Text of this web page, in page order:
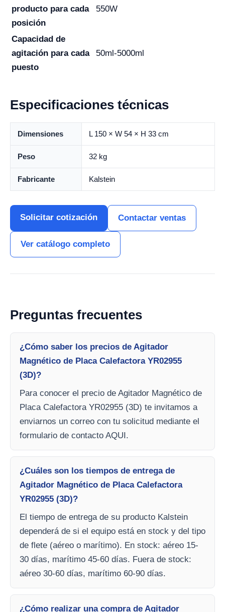
producto para cada
posición
550W
Capacidad de
agitación para cada
puesto
50ml-5000ml
Especificaciones técnicas
Dimensiones L 150 × W 54 × H 33 cm
Peso 32 kg
Fabricante Kalstein
Solicitar cotización Contactar ventas
Ver catálogo completo
Preguntas frecuentes
¿Cómo saber los precios de Agitador
Magnético de Placa Calefactora YR02955
(3D)?
Para conocer el precio de Agitador Magnético de
Placa Calefactora YR02955 (3D) te invitamos a
enviarnos un correo con tu solicitud mediante el
formulario de contacto AQUI.
¿Cuáles son los tiempos de entrega de
Agitador Magnético de Placa Calefactora
YR02955 (3D)?
El tiempo de entrega de su producto Kalstein
dependerá de si el equipo está en stock y del tipo
de flete (aéreo o marítimo). En stock: aéreo 15-
30 días, marítimo 45-60 días. Fuera de stock:
aéreo 30-60 días, marítimo 60-90 días.
¿Cómo realizar una compra de Agitador